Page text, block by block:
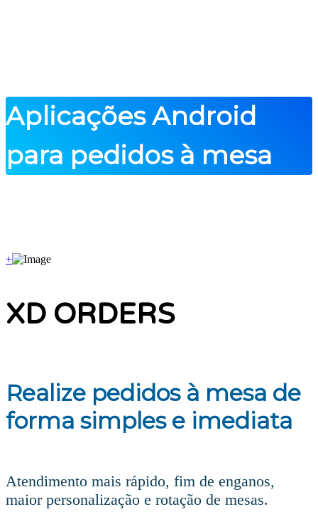
Aplicações Android
para pedidos à mesa
+
XD ORDERS
Realize pedidos à mesa de
forma simples e imediata
Atendimento mais rápido, fim de enganos,
maior personalização e rotação de mesas.